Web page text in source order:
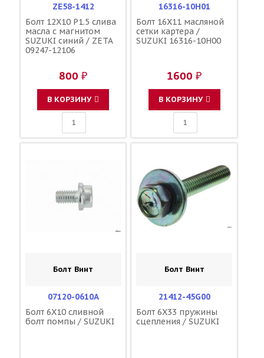
ZE58-1412
Болт 12X10 P1.5 слива
масла с магнитом
SUZUKI синий / ZETA
09247-12106
800 ₽
В КОРЗИНУ
16316-10H01
Болт 16X11 масляной
сетки картера /
SUZUKI 16316-10H00
1600 ₽
В КОРЗИНУ
Болт Винт
07120-0610A
Болт 6X10 сливной
болт помпы / SUZUKI
Болт Винт
21412-45G00
Болт 6X33 пружины
сцепления / SUZUKI